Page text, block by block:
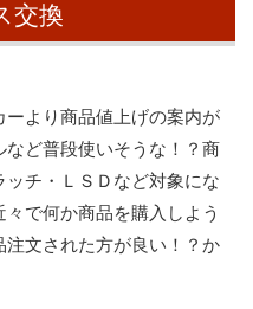
交換
ーより商品値上げの案内が
ど普段使いそうな！？商
チ・ＬＳＤなど対象にな
で何か商品を購入しよう
文された方が良い！？か